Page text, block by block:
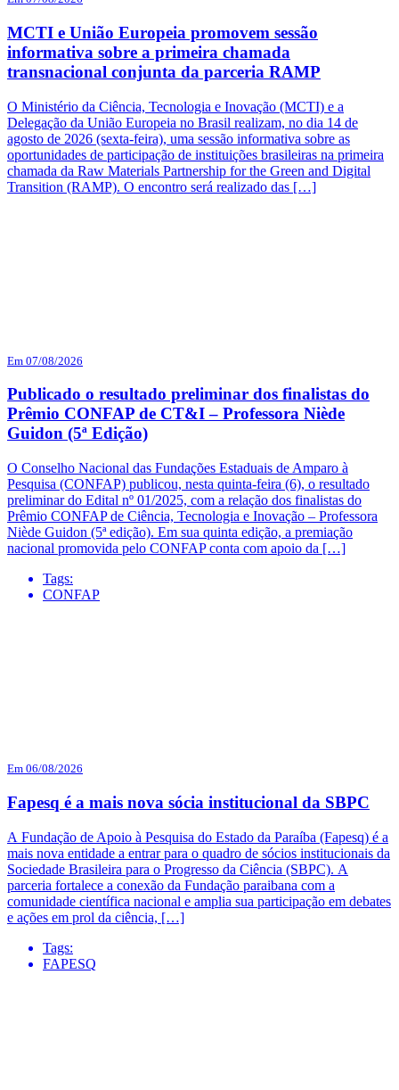
MCTI e União Europeia promovem sessão
informativa sobre a primeira chamada
transnacional conjunta da parceria RAMP
O Ministério da Ciência, Tecnologia e Inovação (MCTI) e a
Delegação da União Europeia no Brasil realizam, no dia 14 de
agosto de 2026 (sexta-feira), uma sessão informativa sobre as
oportunidades de participação de instituições brasileiras na primeira
chamada da Raw Materials Partnership for the Green and Digital
Transition (RAMP). O encontro será realizado das […]
Em 07/08/2026
Publicado o resultado preliminar dos finalistas do
Prêmio CONFAP de CT&I – Professora Niède
Guidon (5ª Edição)
O Conselho Nacional das Fundações Estaduais de Amparo à
Pesquisa (CONFAP) publicou, nesta quinta-feira (6), o resultado
preliminar do Edital nº 01/2025, com a relação dos finalistas do
Prêmio CONFAP de Ciência, Tecnologia e Inovação – Professora
Niède Guidon (5ª edição). Em sua quinta edição, a premiação
nacional promovida pelo CONFAP conta com apoio da […]
Tags:
CONFAP
Em 06/08/2026
Fapesq é a mais nova sócia institucional da SBPC
A Fundação de Apoio à Pesquisa do Estado da Paraíba (Fapesq) é a
mais nova entidade a entrar para o quadro de sócios institucionais da
Sociedade Brasileira para o Progresso da Ciência (SBPC). A
parceria fortalece a conexão da Fundação paraibana com a
comunidade científica nacional e amplia sua participação em debates
e ações em prol da ciência, […]
Tags:
FAPESQ